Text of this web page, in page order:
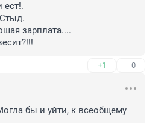
ест!.
зарплата....
+1 –0
бы и уйти, к всеобщему